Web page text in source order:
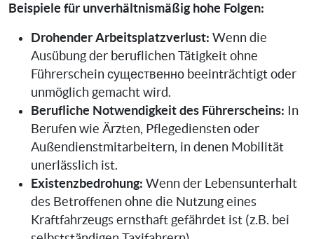
Beispiele für unverhältnismäßig hohe Folgen:
Drohender Arbeitsplatzverlust: Wenn die
Ausübung der beruflichen Tätigkeit ohne
Führerschein существенно beeinträchtigt oder
unmöglich gemacht wird.
Berufliche Notwendigkeit des Führerscheins: In
Berufen wie Ärzten, Pflegediensten oder
Außendienstmitarbeitern, in denen Mobilität
unerlässlich ist.
Existenzbedrohung: Wenn der Lebensunterhalt
des Betroffenen ohne die Nutzung eines
Kraftfahrzeugs ernsthaft gefährdet ist (z.B. bei